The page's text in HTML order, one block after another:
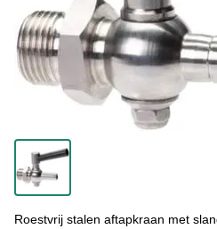
Roestvrij stalen aftapkraan met